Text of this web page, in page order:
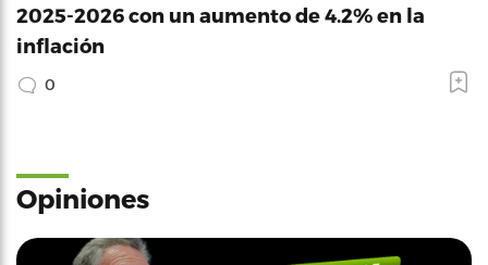
2025-2026 con un aumento de 4.2% en la
inflación
0
Opiniones